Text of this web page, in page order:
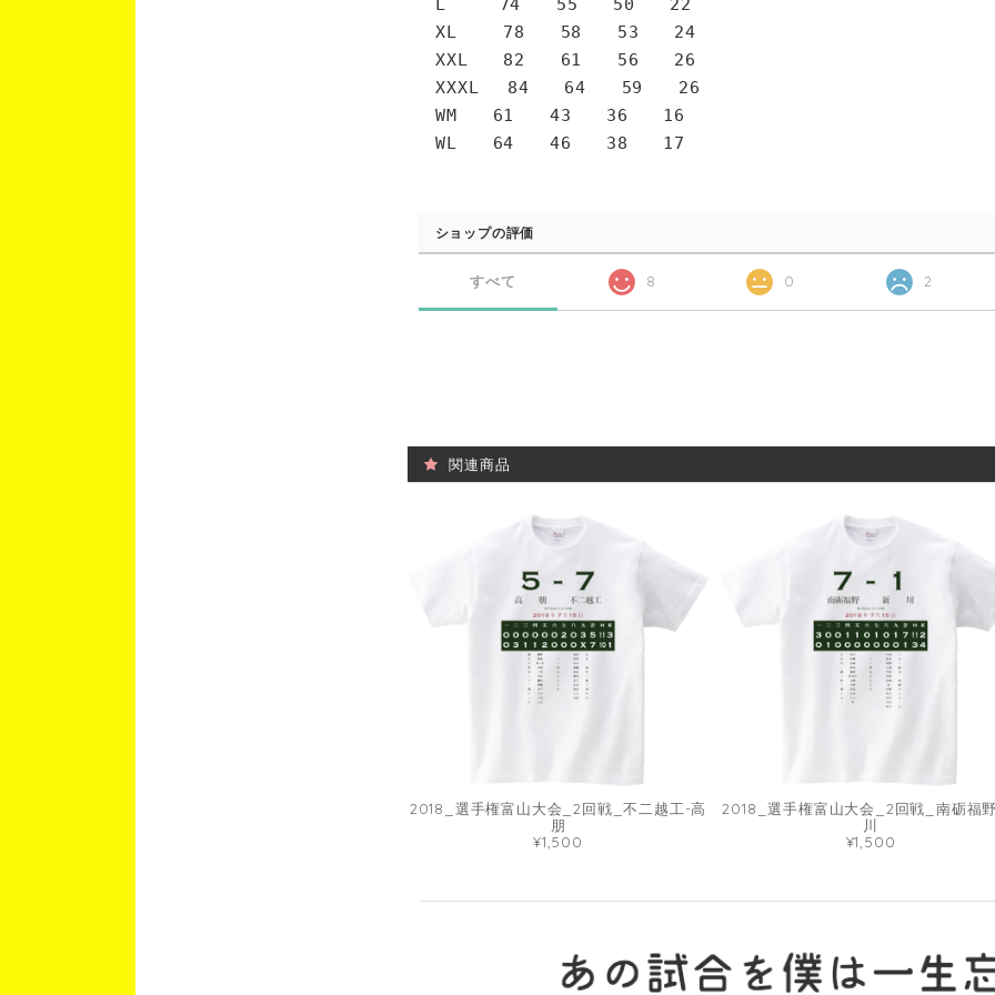
XL 78 58 53 24
XXL 82 61 56 26
XXXL 84 64 59 26
WM 61 43 36 16
WL 64 46 38 17
ショップの評価
すべて 8 0 2
関連商品
2018_選手権富山大会_2回戦_不二越工-高
朋
¥1,500
2018_選手権富山大会_2回戦_南砺福
川
¥1,500